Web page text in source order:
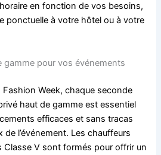
en fonction de vos besoins,
ponctuelle à votre hôtel ou à votre
gamme pour vos événements
Week, chaque seconde
haut de gamme est essentiel
efficaces et sans tracas
l’événement. Les chauffeurs
Classe V sont formés pour offrir un